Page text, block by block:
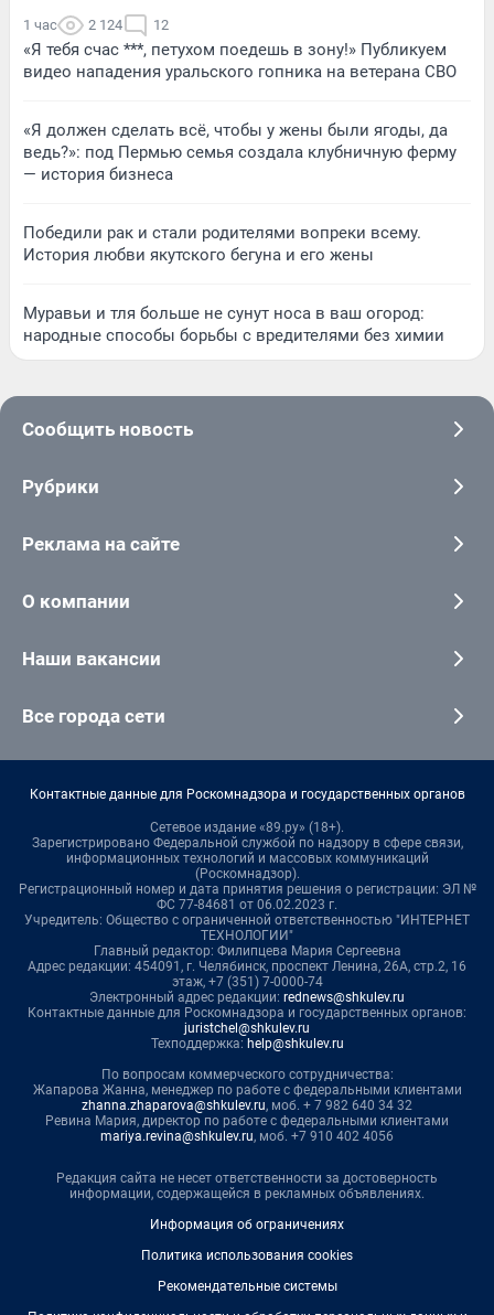
1 час 2 124 12
«Я тебя счас ***, петухом поедешь в зону!» Публикуем
видео нападения уральского гопника на ветерана СВО
«Я должен сделать всё, чтобы у жены были ягоды, да
ведь?»: под Пермью семья создала клубничную ферму
— история бизнеса
Победили рак и стали родителями вопреки всему.
История любви якутского бегуна и его жены
Муравьи и тля больше не сунут носа в ваш огород:
народные способы борьбы с вредителями без химии
Сообщить новость
Рубрики
Реклама на сайте
О компании
Наши вакансии
Все города сети
Контактные данные для Роскомнадзора и государственных органов
Сетевое издание «89.ру» (18+).
Зарегистрировано Федеральной службой по надзору в сфере связи,
информационных технологий и массовых коммуникаций
(Роскомнадзор).
Регистрационный номер и дата принятия решения о регистрации: ЭЛ №
ФС 77-84681 от 06.02.2023 г.
Учредитель: Общество с ограниченной ответственностью "ИНТЕРНЕТ
ТЕХНОЛОГИИ"
Главный редактор: Филипцева Мария Сергеевна
Адрес редакции: 454091, г. Челябинск, проспект Ленина, 26А, стр.2, 16
этаж, +7 (351) 7-0000-74
Электронный адрес редакции: rednews@shkulev.ru
Контактные данные для Роскомнадзора и государственных органов:
juristchel@shkulev.ru
Техподдержка: help@shkulev.ru
По вопросам коммерческого сотрудничества:
Жапарова Жанна, менеджер по работе с федеральными клиентами
zhanna.zhaparova@shkulev.ru, моб. + 7 982 640 34 32
Ревина Мария, директор по работе с федеральными клиентами
mariya.revina@shkulev.ru, моб. +7 910 402 4056
Редакция сайта не несет ответственности за достоверность
информации, содержащейся в рекламных объявлениях.
Информация об ограничениях
Политика использования cookies
Рекомендательные системы